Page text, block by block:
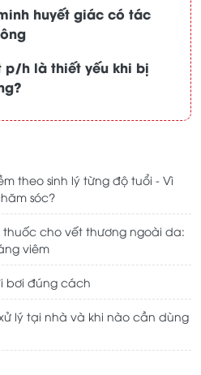
huyết giác có tác
p/h là thiết yếu khi bị
theo sinh lý từng độ tuổi - Vì
sóc?
thuốc cho vết thương ngoài da:
viêm
bơi đúng cách
lý tại nhà và khi nào cần dùng